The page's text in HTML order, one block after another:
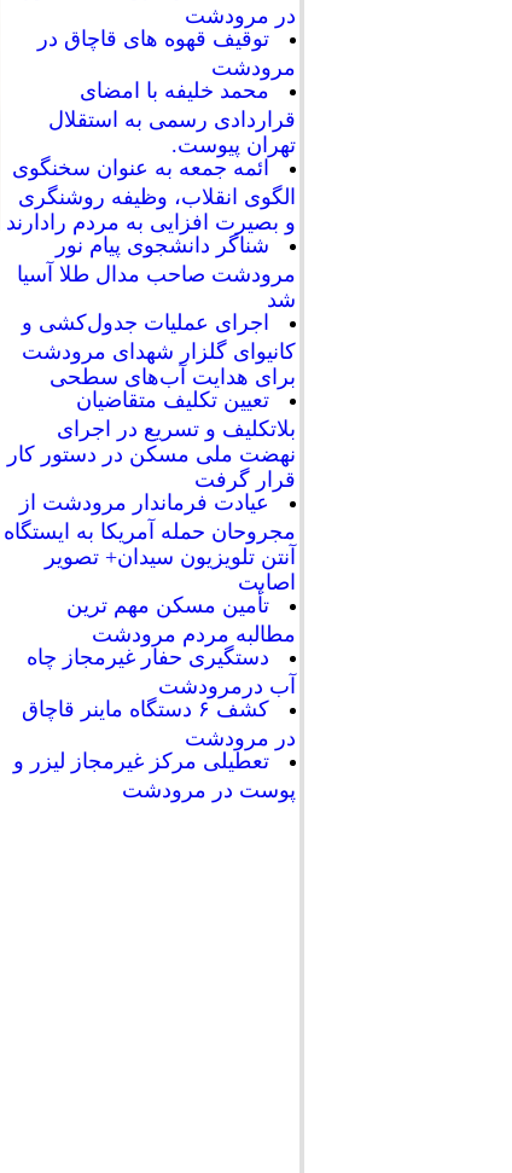
در مرودشت
توقیف قهوه های قاچاق در
مرودشت
محمد خلیفه با امضای
قراردادی رسمی به استقلال
تهران پیوست.
ائمه جمعه به عنوان سخنگوی
الگوی انقلاب، وظیفه روشنگری
و بصیرت افزایی به مردم رادارند
شناگر دانشجوی پیام نور
مرودشت صاحب مدال طلا آسیا
شد
اجرای عملیات جدول‌کشی و
کانیوای گلزار شهدای مرودشت
برای هدایت آب‌های سطحی
تعیین تکلیف متقاضیان
بلاتکلیف و تسریع در اجرای
نهضت ملی مسکن در دستور کار
قرار گرفت
عیادت فرماندار مرودشت از
مجروحان حمله آمریکا به ایستگاه
آنتن تلویزیون سیدان+ تصویر
اصابت
تأمین مسکن مهم ترین
مطالبه مردم مرودشت
دستگیری حفار غیرمجاز چاه
آب درمرودشت
کشف ۶ دستگاه ماینر قاچاق
در مرودشت
تعطیلی مرکز غیرمجاز لیزر و
پوست در مرودشت